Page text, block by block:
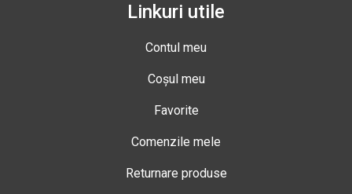
Linkuri utile
Contul meu
Coșul meu
Favorite
Comenzile mele
Returnare produse